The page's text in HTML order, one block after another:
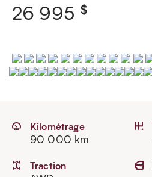
26 995 $
Kilométrage
90 000 km
Traction